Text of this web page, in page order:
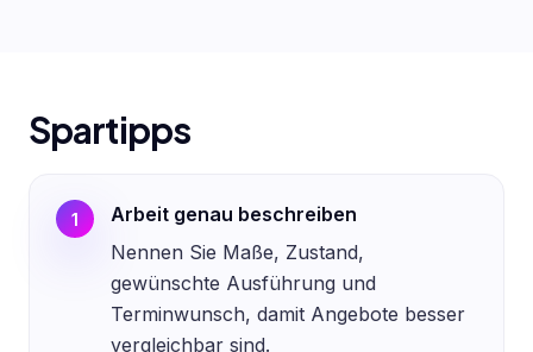
Spartipps
1
Arbeit genau beschreiben
Nennen Sie Maße, Zustand,
gewünschte Ausführung und
Terminwunsch, damit Angebote besser
vergleichbar sind.